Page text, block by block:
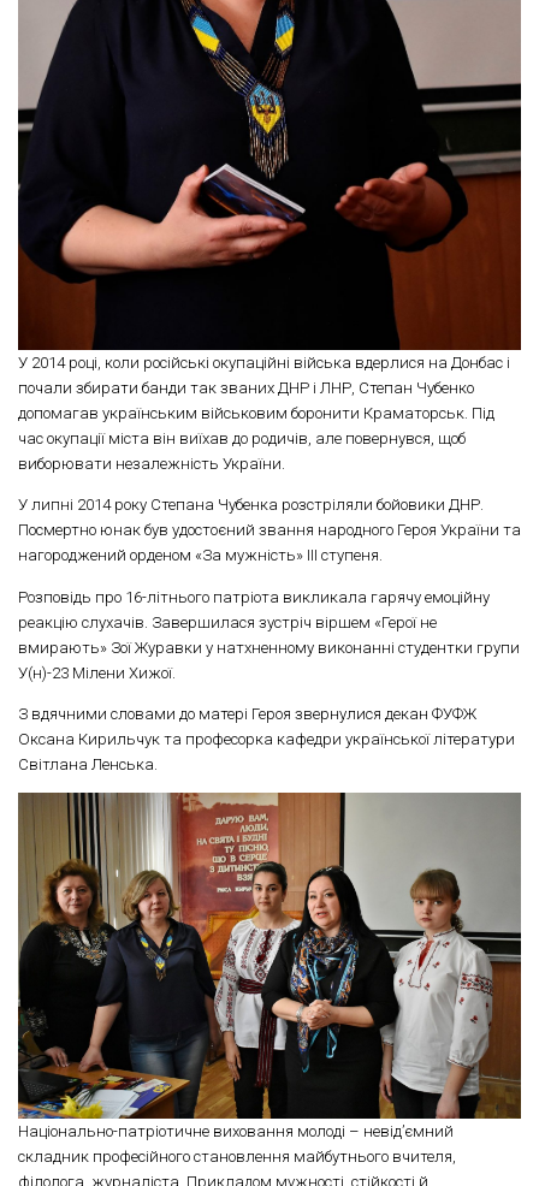
У 2014 році, коли російські окупаційні війська вдерлися на Донбас і
почали збирати банди так званих ДНР і ЛНР, Степан Чубенко
допомагав українським військовим боронити Краматорськ. Під
час окупації міста він виїхав до родичів, але повернувся, щоб
виборювати незалежність України.
У липні 2014 року Степана Чубенка розстріляли бойовики ДНР.
Посмертно юнак був удостоєний звання народного Героя України та
нагороджений орденом «За мужність» ІІІ ступеня.
Розповідь про 16-літнього патріота викликала гарячу емоційну
реакцію слухачів. Завершилася зустріч віршем «Герої не
вмирають» Зої Журавки у натхненному виконанні студентки групи
У(н)-23 Мілени Хижої.
З вдячними словами до матері Героя звернулися декан ФУФЖ
Оксана Кирильчук та професорка кафедри української літератури
Світлана Ленська
Національно-патріотичне виховання молоді – невід’ємний
складник професійного становлення майбутнього вчителя,
філолога, журналіста. Прикладом мужності, стійкості й